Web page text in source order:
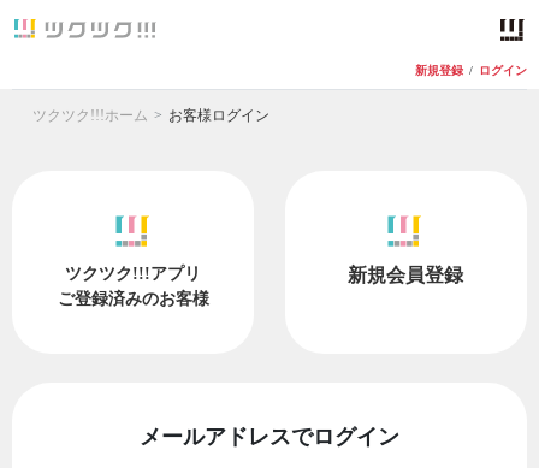
新規登録 / ログイン
ツクツク!!!ホーム お客様ログイン
ツクツク!!!アプリ
ご登録済みのお客様
新規会員登録
メールアドレスでログイン